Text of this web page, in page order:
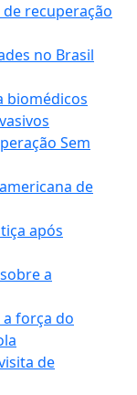
recuperação
no Brasil
biomédicos
Sem
de
após
a
a força do
de